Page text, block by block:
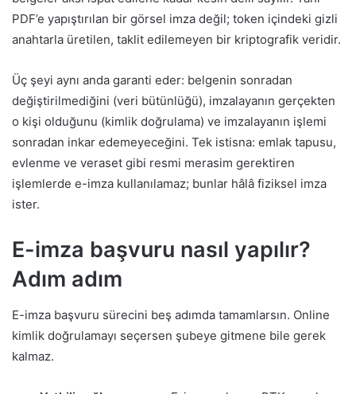
PDF’e yapıştırılan bir görsel imza değil; token içindeki gizli
anahtarla üretilen, taklit edilemeyen bir kriptografik veridir.
Üç şeyi aynı anda garanti eder: belgenin sonradan
değiştirilmediğini (veri bütünlüğü), imzalayanın gerçekten
o kişi olduğunu (kimlik doğrulama) ve imzalayanın işlemi
sonradan inkar edemeyeceğini. Tek istisna: emlak tapusu,
evlenme ve veraset gibi resmi merasim gerektiren
işlemlerde e-imza kullanılamaz; bunlar hâlâ fiziksel imza
ister.
E-imza başvuru nasıl yapılır?
Adım adım
E-imza başvuru sürecini beş adımda tamamlarsın. Online
kimlik doğrulamayı seçersen şubeye gitmene bile gerek
kalmaz.